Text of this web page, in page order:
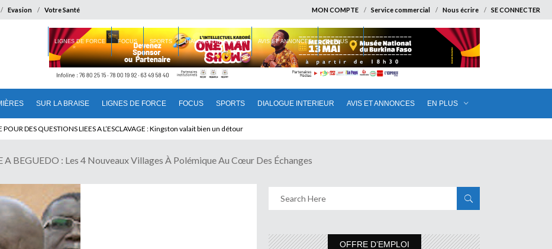
Evasion Votre Santé MON COMPTE Service commercial Nous écrire SE CONNECTER
SUR LA BRAISE LIGNES DE FORCE FOCUS SPORTS DIALOGUE INTERIEUR AVIS ET ANNONCES EN PLUS
LIGNES DE FORCE FOCUS SPORTS DIALOGUE INTERIEUR AVIS ET ANNONCES EN PLUS
POUR DES QUESTIONS LIEES A L’ESCLAVAGE : Kingston valait bien un détour
DU SENAT BENINOIS : Quand Patrice quitte le pouvoir sans partir !
BEGUEDO : Les 4 Nouveaux Villages À Polémique Au Cœur Des Échanges
OFFRE D’EMPLOI